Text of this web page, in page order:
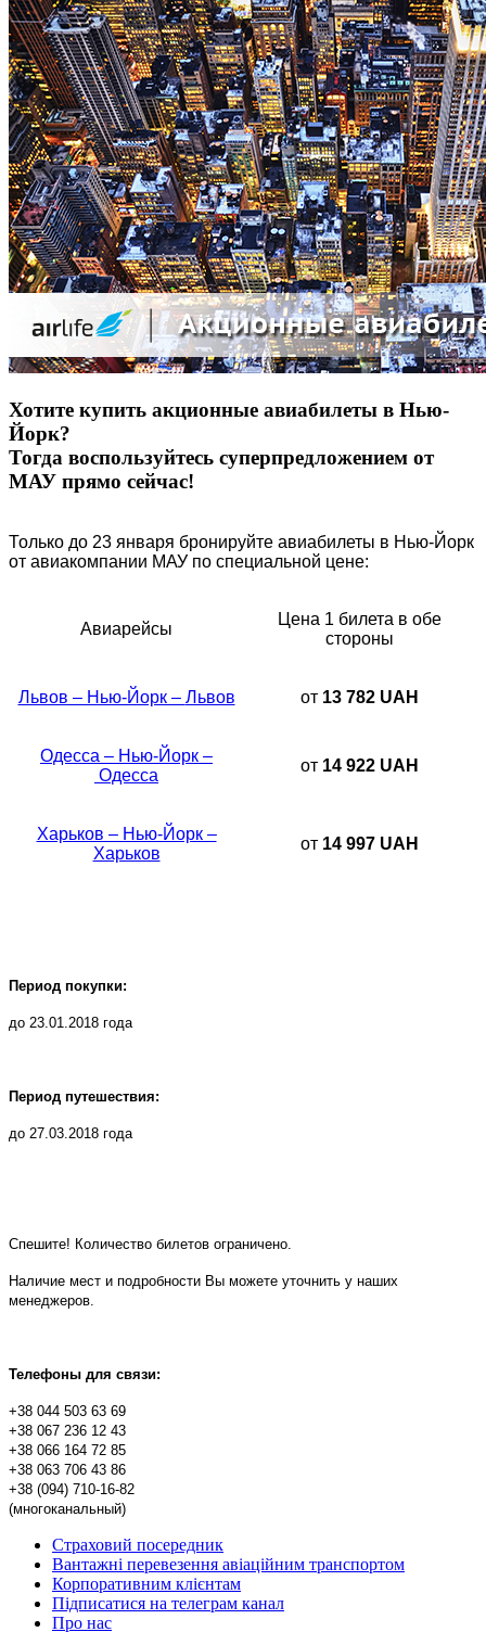
Хотите купить акционные авиабилеты в Нью-
Йорк?
Тогда воспользуйтесь суперпредложением от
МАУ прямо сейчас!
Только до 23 января бронируйте авиабилеты в Нью-Йорк
от авиакомпании МАУ по специальной цене:
Авиарейсы
Цена 1 билета в обе
стороны
Львов – Нью-Йорк – Львов от 13 782 UAH
Одесса – Нью-Йорк –
Одесса
от 14 922 UAH
Харьков – Нью-Йорк –
Харьков
от 14 997 UAH
Период покупки:
до 23.01.2018 года
Период путешествия:
до 27.03.2018 года
Спешите! Количество билетов ограничено.
Наличие мест и подробности Вы можете уточнить у наших
менеджеров.
Телефоны для связи:
+38 044 503 63 69
+38 067 236 12 43
+38 066 164 72 85
+38 063 706 43 86
+38 (094) 710-16-82
(многоканальный)
Страховий посередник
Вантажні перевезення авіаційним транспортом
Корпоративним клієнтам
Підписатися на телеграм канал
Про нас